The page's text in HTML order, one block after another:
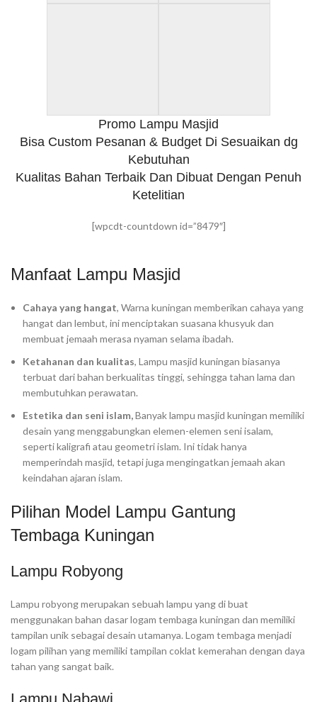
Promo Lampu Masjid
Bisa Custom Pesanan & Budget Di Sesuaikan dg
Kebutuhan
Kualitas Bahan Terbaik Dan Dibuat Dengan Penuh
Ketelitian
[wpcdt-countdown id=”8479″]
Manfaat Lampu Masjid
Cahaya yang hangat, Warna kuningan memberikan cahaya yang
hangat dan lembut, ini menciptakan suasana khusyuk dan
membuat jemaah merasa nyaman selama ibadah.
Ketahanan dan kualitas, Lampu masjid kuningan biasanya
terbuat dari bahan berkualitas tinggi, sehingga tahan lama dan
membutuhkan perawatan.
Estetika dan seni islam,Banyak lampu masjid kuningan memiliki
desain yang menggabungkan elemen-elemen seni isalam,
seperti kaligrafi atau geometri islam. Ini tidak hanya
memperindah masjid, tetapi juga mengingatkan jemaah akan
keindahan ajaran islam.
Pilihan Model Lampu Gantung
Tembaga Kuningan
Lampu Robyong
Lampu robyong merupakan sebuah lampu yang di buat
menggunakan bahan dasar logam tembaga kuningan dan memiliki
tampilan unik sebagai desain utamanya. Logam tembaga menjadi
logam pilihan yang memiliki tampilan coklat kemerahan dengan daya
tahan yang sangat baik.